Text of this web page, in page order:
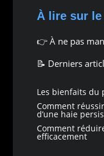
À lire sur
👉 À ne pas
📝 Derniers
Les bienfaits du
Comment
d’une haie
Comment
efficacement